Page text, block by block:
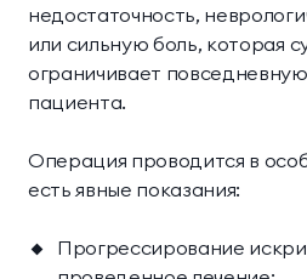
недостаточность,
или сильную боль, которая
ограничивает
пациента.
Операция проводится в
есть явные показания:
Прогрессирование